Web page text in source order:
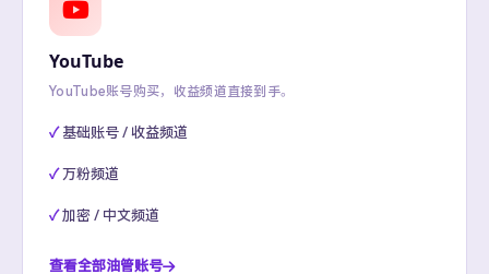
YouTube
YouTube账号购买，收益频道直接到手。
基础账号 / 收益频道
万粉频道
加密 / 中文频道
查看全部油管账号